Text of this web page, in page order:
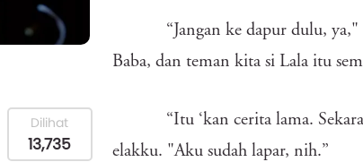
Dilihat
13,735
“Jangan ke dapur dulu,
Baba, dan teman kita si Lala itu
“Itu ‘kan cerita lama.
elakku. "Aku sudah lapar, nih.”